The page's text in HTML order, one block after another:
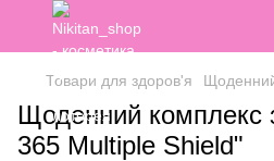
Товари для здоров'я
Щоденний комплекс
365 Multiple Shield"